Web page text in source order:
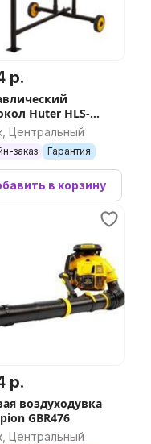
р.
Huter HLS-
70/14/2
Центральный
заказ Гарантия
в корзину
р.
воздуходувка
GBR476
Центральный